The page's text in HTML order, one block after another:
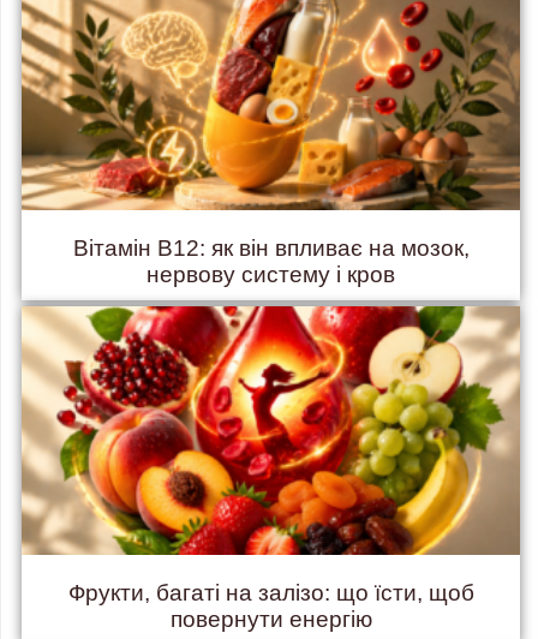
Вітамін B12: як він впливає на мозок,
нервову систему і кров
Фрукти, багаті на залізо: що їсти, щоб
повернути енергію